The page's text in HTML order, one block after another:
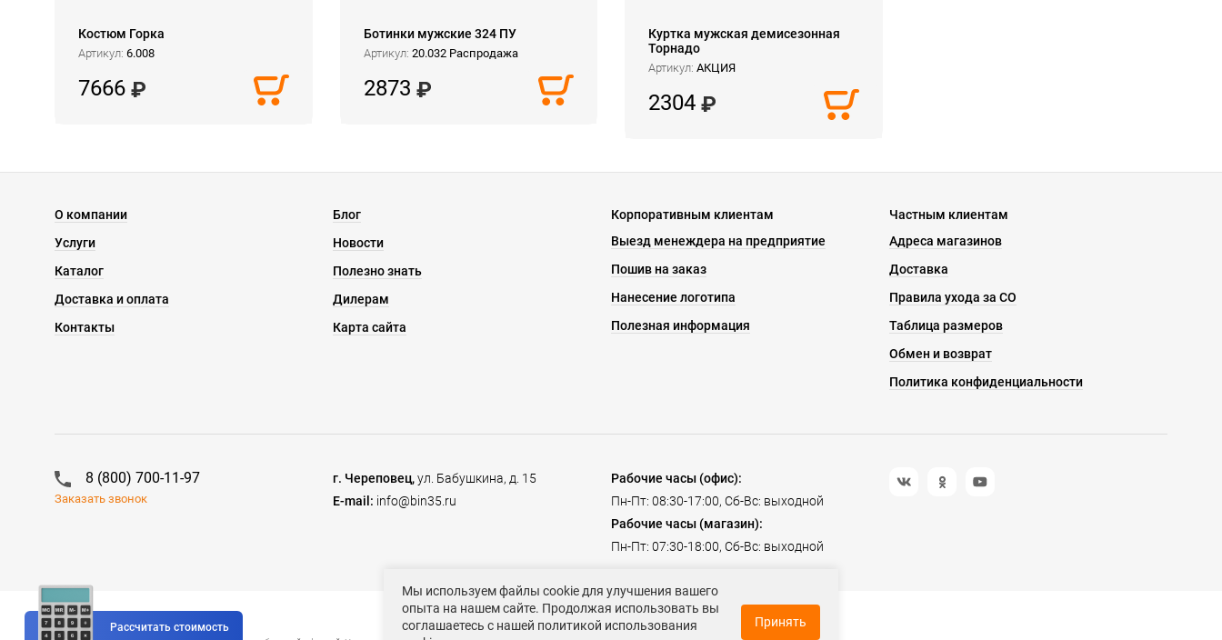
Костюм Горка
Артикул: 6.008
7666
Ботинки мужские 324 ПУ
Артикул: 20.032 Распродажа
2873
Куртка мужская демисезонная
Торнадо
Артикул: АКЦИЯ
2304
Мы используем файлы cookie для улучшения вашего
опыта на нашем сайте. Продолжая использовать вы
соглашаетесь с нашей политикой использования
Принять
О компании
Блог
Услуги
Новости
Каталог
Полезно знать
Доставка и оплата
Дилерам
Контакты
Карта сайта
Корпоративным клиентам
Выезд менеждера на предприятие
Пошив на заказ
Нанесение логотипа
Полезная информация
Частным клиентам
Адреса магазинов
Доставка
Правила ухода за СО
Таблица размеров
Обмен и возврат
Политика конфиденциальности
8 (800) 700-11-97
Заказать звонок
г. Череповец,ул. Бабушкина, д. 15
E-mail: info@bin35.ru
Рабочие часы (офис):
Пн-Пт: 08:30-17:00, Сб-Вс: выходной
Рабочие часы (магазин):
Пн-Пт: 07:30-18:00, Сб-Вс: выходной
©2023 Спецодежда БиН
Рассчитать стоимость